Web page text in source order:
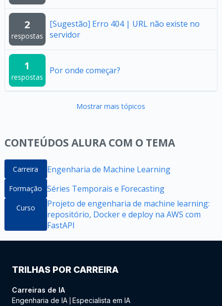
2
respostas
[Sugestão] Erro 404 | URL não existe no
servidor
1
respostas
Por onde começar?
Mostrar mais tópicos
CONTEÚDOS ALURA COM O TEMA
Carreira Engenharia de Machine Learning
Formação Séries Temporais e Forecasting
Curso
Projeto de engenharia de machine learning:
repositório, Docker e deploy na AWS com
FastAPI
TRILHAS POR CARREIRA
Carreiras de IA
Engenharia de IA Especialista em IA